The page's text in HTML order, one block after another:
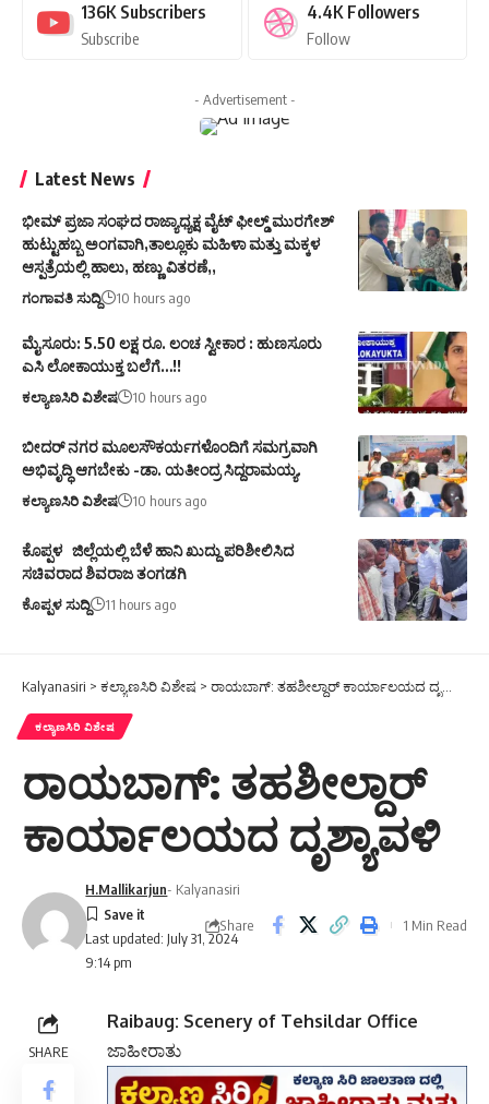
136K Subscribers
Subscribe
4.4K Followers
Follow
- Advertisement -
Latest News
ಭೀಮ್ ಪ್ರಜಾ ಸಂಘದ ರಾಜ್ಯಾಧ್ಯಕ್ಷ ವೈಟ್ ಫೀಲ್ಡ್ ಮುರಗೇಶ್
ಹುಟ್ಟುಹಬ್ಬ ಅಂಗವಾಗಿ,ತಾಲ್ಲೂಕು ಮಹಿಳಾ ಮತ್ತು ಮಕ್ಕಳ
ಆಸ್ಪತ್ರೆಯಲ್ಲಿ ಹಾಲು, ಹಣ್ಣು ವಿತರಣೆ,,
ಗಂಗಾವತಿ ಸುದ್ದಿ 10 hours ago
ಮೈಸೂರು: 5.50 ಲಕ್ಷ ರೂ. ಲಂಚ ಸ್ವೀಕಾರ : ಹುಣಸೂರು
ಎಸಿ ಲೋಕಾಯುಕ್ತ ಬಲೆಗೆ…!!
ಕಲ್ಯಾಣಸಿರಿ ವಿಶೇಷ 10 hours ago
ಬೀದರ್ ನಗರ ಮೂಲಸೌಕರ್ಯಗಳೊಂದಿಗೆ ಸಮಗ್ರವಾಗಿ
ಅಭಿವೃದ್ಧಿ ಆಗಬೇಕು -ಡಾ. ಯತೀಂದ್ರ ಸಿದ್ದರಾಮಯ್ಯ.
ಕಲ್ಯಾಣಸಿರಿ ವಿಶೇಷ 10 hours ago
ಕೊಪ್ಪಳ ಜಿಲ್ಲೆಯಲ್ಲಿ ಬೆಳೆ ಹಾನಿ ಖುದ್ದು ಪರಿಶೀಲಿಸಿದ
ಸಚಿವರಾದ ಶಿವರಾಜ ತಂಗಡಗಿ
ಕೊಪ್ಪಳ ಸುದ್ದಿ 11 hours ago
Kalyanasiri > ಕಲ್ಯಾಣಸಿರಿ ವಿಶೇಷ > ರಾಯಬಾಗ್: ತಹಶೀಲ್ದಾರ್ ಕಾರ್ಯಾಲಯದ ದೃಶ್ಯಾವಳಿ
ಕಲ್ಯಾಣಸಿರಿ ವಿಶೇಷ
ರಾಯಬಾಗ್: ತಹಶೀಲ್ದಾರ್
ಕಾರ್ಯಾಲಯದ ದೃಶ್ಯಾವಳಿ
Last updated: July 31, 2024
9:14 pm
H.Mallikarjun- Kalyanasiri
Share 1 Min Read
SHARE
Raibaug: Scenery of Tehsildar Office
ಜಾಹೀರಾತು